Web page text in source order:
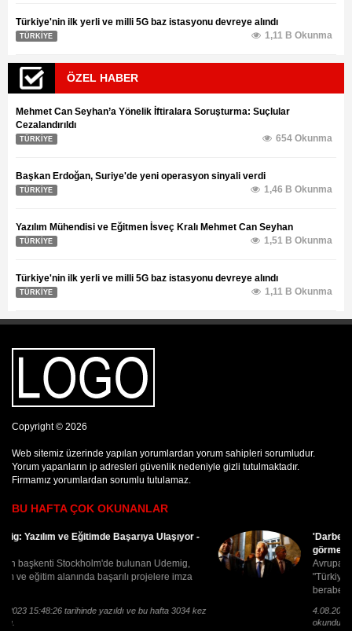
Türkiye'nin ilk yerli ve milli 5G baz istasyonu devreye alındı
TÜRKİYE 1,11 B Okunma
ÖZEL HABER
Mehmet Can Seyhan’a Yönelik İftiralara Soruşturma: Suçlular
Cezalandırıldı
TÜRKİYE 654 Okunma
Başkan Erdoğan, Suriye'de yeni operasyon sinyali verdi
TÜRKİYE 1,46 B Okunma
Yazılım Mühendisi ve Eğitmen İsveç Kralı Mehmet Can Seyhan
TÜRKİYE 1,51 B Okunma
Türkiye'nin ilk yerli ve milli 5G baz istasyonu devreye alındı
TÜRKİYE 1,11 B Okunma
Copyright © 2026
Web sitemiz üzerinde yapılan yorumlardan yorum sahipleri sorumludur.
Yorum yapanların ip adresleri güvenlik nedeniyle gizli tutulmaktadır.
Firmamız yorumlardan sorumlu tutulamaz.
BU HAFTA ÇOK OKUNANLAR
'Darbe girişimine karşı ayakta duruşunuzu
Avrupa Konseyi̇ Genel Sekreteri̇ Jagland
"Türkiye'de Meclisin ve siyasi partilerin halkla
4.08.2016 13:48:33 tarihinde yazıldı ve bu hafta 2529 kez